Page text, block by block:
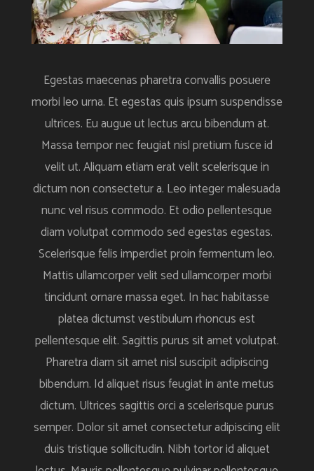
Egestas maecenas pharetra convallis posuere
morbi leo urna. Et egestas quis ipsum suspendisse
ultrices. Eu augue ut lectus arcu bibendum at.
Massa tempor nec feugiat nisl pretium fusce id
velit ut. Aliquam etiam erat velit scelerisque in
dictum non consectetur a. Leo integer malesuada
nunc vel risus commodo. Et odio pellentesque
diam volutpat commodo sed egestas egestas.
Scelerisque felis imperdiet proin fermentum leo.
Mattis ullamcorper velit sed ullamcorper morbi
tincidunt ornare massa eget. In hac habitasse
platea dictumst vestibulum rhoncus est
pellentesque elit. Sagittis purus sit amet volutpat.
Pharetra diam sit amet nisl suscipit adipiscing
bibendum. Id aliquet risus feugiat in ante metus
dictum. Ultrices sagittis orci a scelerisque purus
semper. Dolor sit amet consectetur adipiscing elit
duis tristique sollicitudin. Nibh tortor id aliquet